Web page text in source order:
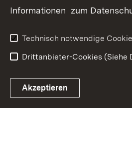
Informationen zum
Technisch notwendige
Drittanbieter-Cookies (Siehe
Akzeptieren